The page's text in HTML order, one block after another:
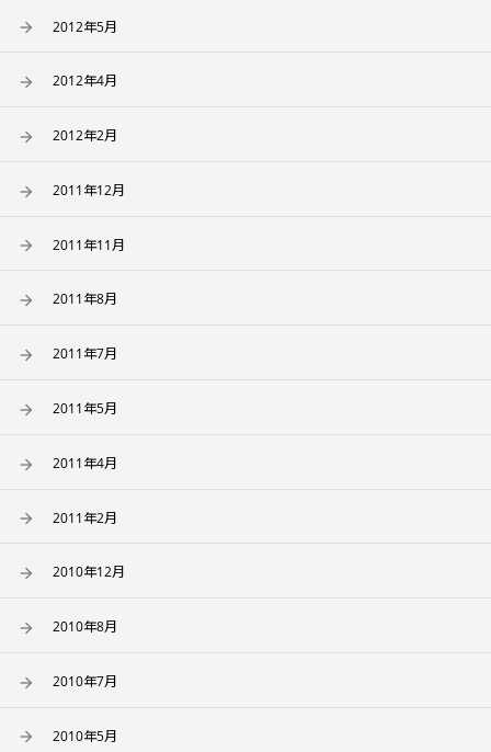
2012年5月
2012年4月
2012年2月
2011年12月
2011年11月
2011年8月
2011年7月
2011年5月
2011年4月
2011年2月
2010年12月
2010年8月
2010年7月
2010年5月